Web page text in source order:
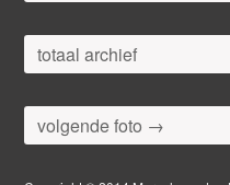
totaal archief
volgende foto →